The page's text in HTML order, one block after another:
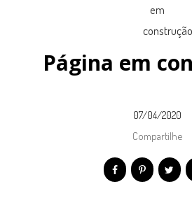
Página em
07/04/2020
Compartilhe